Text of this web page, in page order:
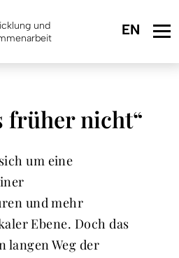
und
früher nicht“
um eine
und mehr
Ebene. Doch das
langen Weg der